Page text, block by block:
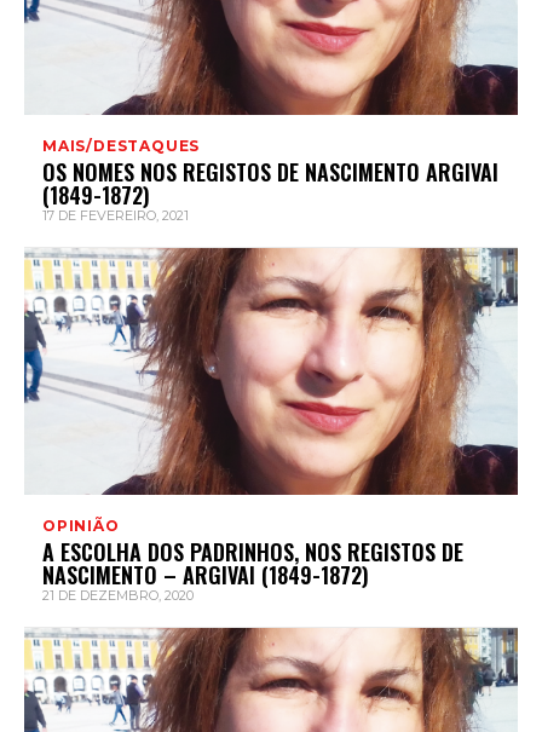
MAIS/DESTAQUES
OS NOMES NOS REGISTOS DE NASCIMENTO ARGIVAI
(1849-1872)
17 DE FEVEREIRO, 2021
OPINIÃO
A ESCOLHA DOS PADRINHOS, NOS REGISTOS DE
NASCIMENTO – ARGIVAI (1849-1872)
21 DE DEZEMBRO, 2020